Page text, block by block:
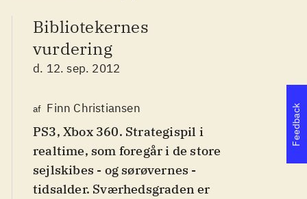
Bibliotekernes
vurdering
d. 12. sep. 2012
af Finn Christiansen
PS3, Xbox 360. Strategispil i
realtime, som foregår i de store
sejlskibes - og sørøvernes -
tidsalder. Sværhedsgraden er
Feedback